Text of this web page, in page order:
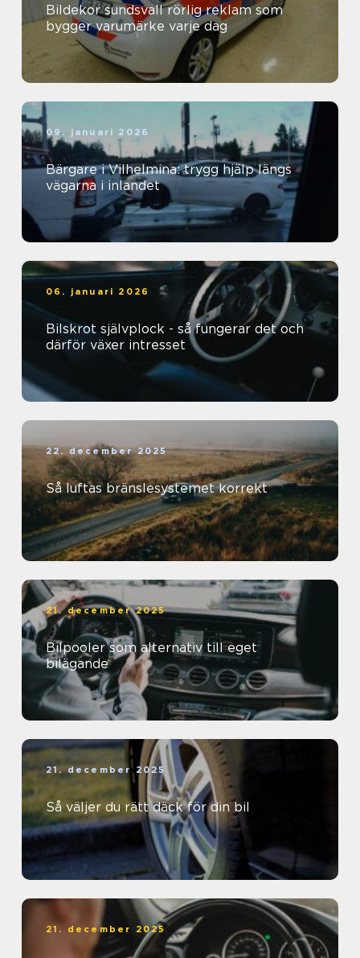
Bildekor sundsvall rörlig reklam som
bygger varumärke varje dag
09. januari 2026
Bärgare i Vilhelmina: trygg hjälp längs
vägarna i inlandet
06. januari 2026
Bilskrot självplock - så fungerar det och
därför växer intresset
22. december 2025
Så luftas bränslesystemet korrekt
21. december 2025
Bilpooler som alternativ till eget
bilägande
21. december 2025
Så väljer du rätt däck för din bil
21. december 2025